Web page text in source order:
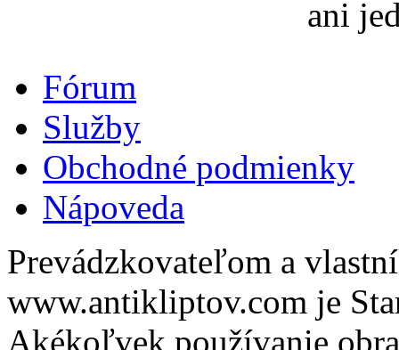
ani
Fórum
Služby
Obchodné podmienky
Nápoveda
Prevádzkovateľom a
www.antikliptov.com je
Akékoľvek používanie